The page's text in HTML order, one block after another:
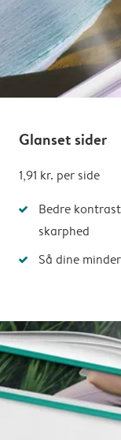
Glanset sider
1,91 kr. per side
Bedre
skarphed
Så dine